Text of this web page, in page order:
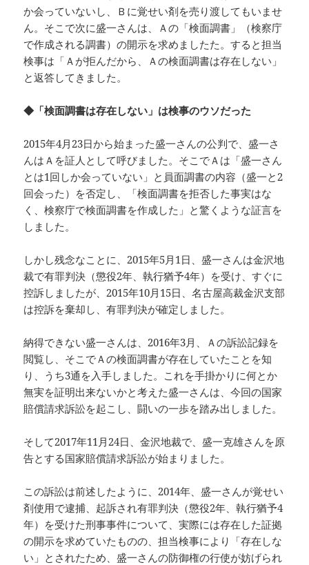
か会っていないし、Ｂに覚せい剤を売り渡してもいませ
ん。そこで次に盛一さんは、Ａの「検面調書」（検察庁
で作成される調書）の開示を求めましたた。すると担当
検事は「Ａが拒んだから、Ａの検面調書は存在しない」
と返答してきました。
◆「検面調書は存在しない」は検事のウソだった
2015年4月23日から始まった盛一さんの公判で、盛一さ
んはＡを証人として呼びました。そこでＡは「盛一さん
とは1回しか会っていない」と員面調書の内容（盛一と2
回会った）を否定し、「検面調書を拒否した事実はな
く、検察庁で検面調書を作成した」と驚くような証言を
しました。
しかし残念なことに、2015年5月1日、盛一さんは金沢地
裁で有罪判決（懲役2年、執行猶予4年）を受け、すぐに
控訴しましたが、2015年10月15日、名古屋高裁金沢支部
は控訴を棄却し、有罪判決が確定しました。
納得できない盛一さんは、2016年3月、Ａの訴訟記録を
閲覧し、そこでＡの検面調書が存在していたことを知
り、うち3通を入手しました。これを手掛かりに何とか
無実を証明出来ないかと考えた盛一さんは、今回の国家
賠償請求訴訟を起こし、闘いの一歩を踏み出しました。
そして2017年11月24日、金沢地裁で、盛一克雄さんを原
告とする国家賠償請求訴訟が始まりました。
この訴訟は前述したように、2014年、盛一さんが覚せい
剤使用で逮捕、起訴され有罪判決（懲役2年、執行猶予4
年）を受けた刑事事件について、実際には存在した証拠
の開示を求めていたものの、担当検事により「存在しな
い」とされたため、盛一さんの防御権の行使が妨げられ